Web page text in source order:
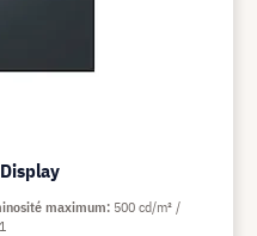
maximum 500 cd/m²